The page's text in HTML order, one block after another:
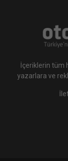
İçeriklerin tüm
yazarlara ve